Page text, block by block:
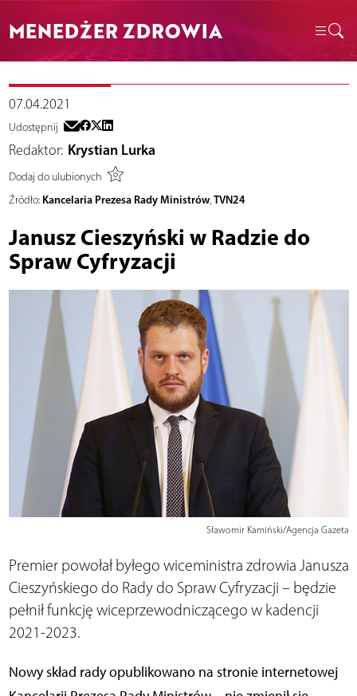
MENEDŻER ZDROWIA
07.04.2021
Udostępnij
Redaktor: Krystian Lurka
Dodaj do ulubionych
Źródło: Kancelaria Prezesa Rady Ministrów,TVN24
Janusz Cieszyński w Radzie do
Spraw Cyfryzacji
Sławomir Kamiński/Agencja Gazeta
Premier powołał byłego wiceministra zdrowia Janusza
Cieszyńskiego do Rady do Spraw Cyfryzacji – będzie
pełnił funkcję wiceprzewodniczącego w kadencji
2021-2023.
Nowy skład rady opublikowano na stronie internetowej